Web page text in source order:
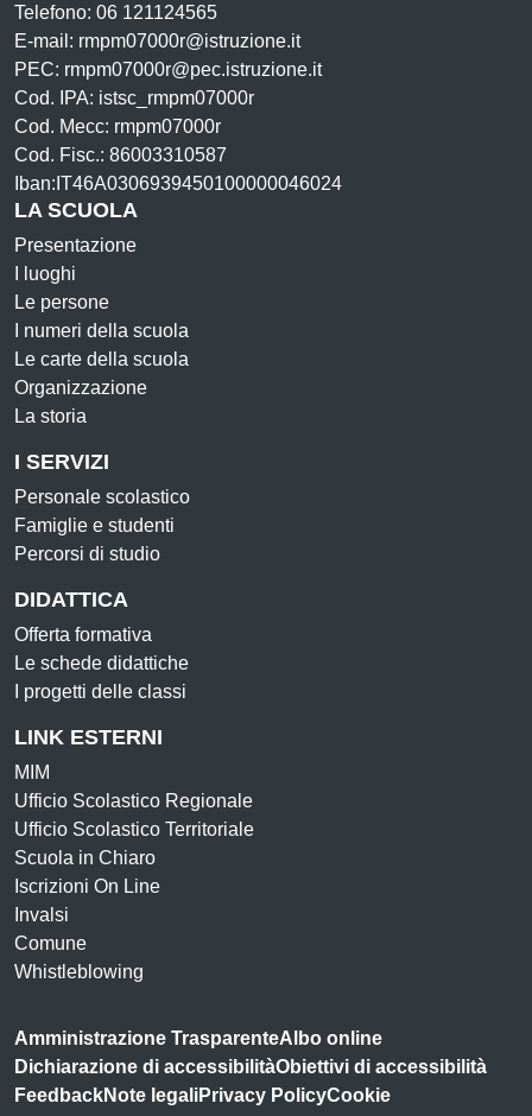
Telefono: 06 121124565
E-mail: rmpm07000r@istruzione.it
PEC: rmpm07000r@pec.istruzione.it
Cod. IPA: istsc_rmpm07000r
Cod. Mecc: rmpm07000r
Cod. Fisc.: 86003310587
Iban:IT46A0306939450100000046024
LA SCUOLA
Presentazione
I luoghi
Le persone
I numeri della scuola
Le carte della scuola
Organizzazione
La storia
I SERVIZI
Personale scolastico
Famiglie e studenti
Percorsi di studio
DIDATTICA
Offerta formativa
Le schede didattiche
I progetti delle classi
LINK ESTERNI
MIM
Ufficio Scolastico Regionale
Ufficio Scolastico Territoriale
Scuola in Chiaro
Iscrizioni On Line
Invalsi
Comune
Whistleblowing
Amministrazione TrasparenteAlbo online
Dichiarazione di accessibilitàObiettivi di accessibilità
FeedbackNote legaliPrivacy PolicyCookie